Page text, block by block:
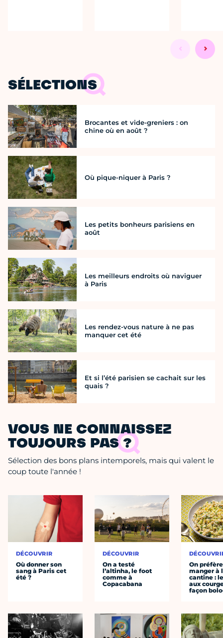
SÉLECTIONS
Brocantes et vide-greniers : on
chine où en août ?
Où pique-niquer à Paris ?
Les petits bonheurs parisiens en
août
Les meilleurs endroits où naviguer
à Paris
Les rendez-vous nature à ne pas
manquer cet été
Et si l’été parisien se cachait sur les
quais ?
VOUS NE CONNAISSEZ
TOUJOURS PAS ?
Sélection des bons plans intemporels, mais qui valent le
coup toute l'année !
DÉCOUVRIR
Où donner son
sang à Paris cet
été ?
DÉCOUVRIR
On a testé
l’altinha, le foot
comme à
Copacabana
On préfère
manger à
cantine :
aux
façon